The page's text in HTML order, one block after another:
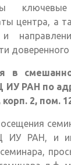
центра, а
в
РАН по
2, пом.
ИУ РАН, и